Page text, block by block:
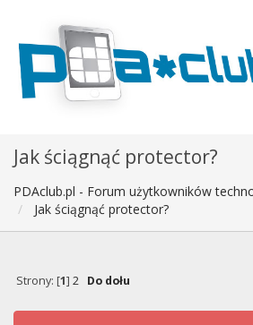
Jak ściągnąć protector?
PDAclub.pl - Forum użytkowników
Jak ściągnąć protector?
Strony: [1] 2 Do dołu